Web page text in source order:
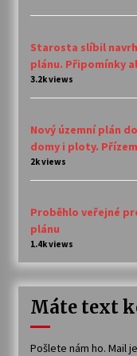
Starosta slíbil
plánu. Připomínky
3.2k views
Nový územní plán
domy i ploty.
2k views
Proběhlo veřejné
plánu
1.4k views
Máte text
Pošlete nám ho. Mail je